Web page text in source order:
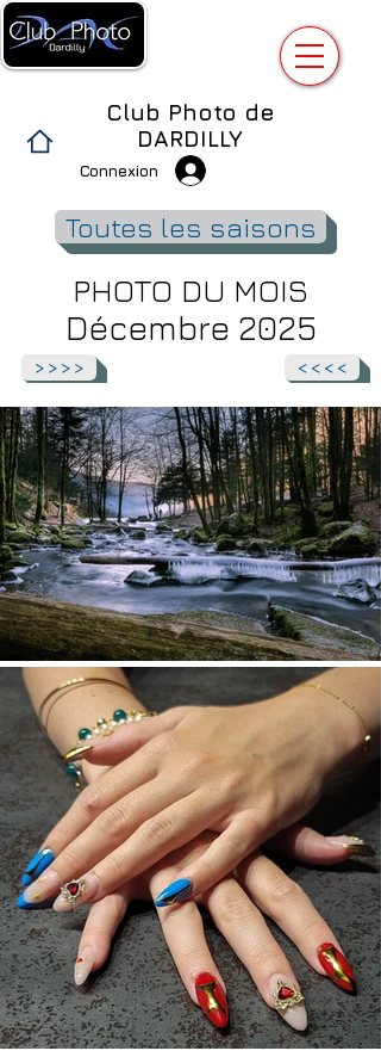
Club Photo de
DARDILLY
Connexion
Toutes les saisons
PHOTO DU MOIS
Décembre 2025
>>>> <<<<